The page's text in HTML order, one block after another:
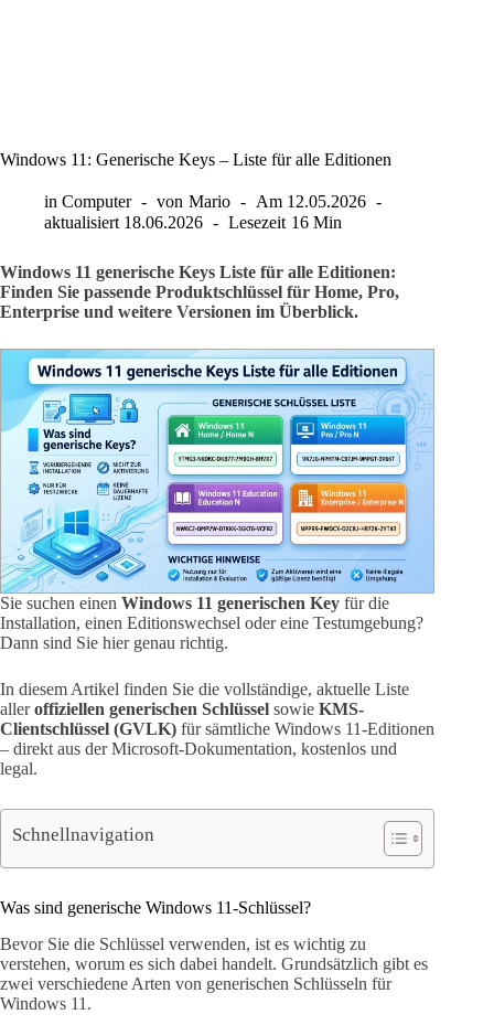
Windows 11: Generische Keys – Liste für alle Editionen
in Computer von Mario Am 12.05.2026
aktualisiert 18.06.2026 Lesezeit 16 Min
Windows 11 generische Keys Liste für alle Editionen:
Finden Sie passende Produktschlüssel für Home, Pro,
Enterprise und weitere Versionen im Überblick.
Sie suchen einen Windows 11 generischen Key für die
Installation, einen Editionswechsel oder eine Testumgebung?
Dann sind Sie hier genau richtig.
In diesem Artikel finden Sie die vollständige, aktuelle Liste
alleroffiziellen generischen Schlüssel sowie KMS-
Clientschlüssel (GVLK) für sämtliche Windows 11-Editionen
– direkt aus der Microsoft-Dokumentation, kostenlos und
legal.
Schnellnavigation
Was sind generische Windows 11-Schlüssel?
Bevor Sie die Schlüssel verwenden, ist es wichtig zu
verstehen, worum es sich dabei handelt. Grundsätzlich gibt es
zwei verschiedene Arten von generischen Schlüsseln für
Windows 11.